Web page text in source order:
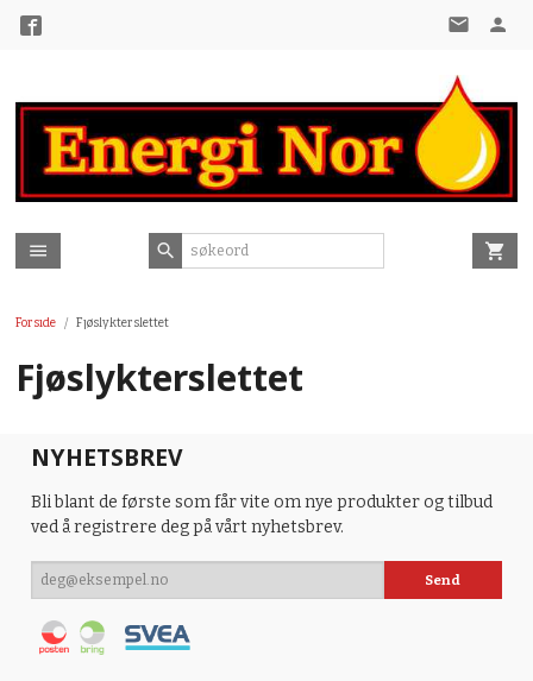
Forside Fjøslykterslettet
Fjøslykterslettet
NYHETSBREV
Bli blant de første som får vite om nye produkter og tilbud
ved å registrere deg på vårt nyhetsbrev.